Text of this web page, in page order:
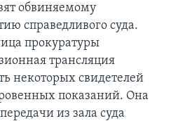
обвиняемому
справедливого суда.
прокуратуры
трансляция
некоторых свидетелей
показаний. Она
из зала суда